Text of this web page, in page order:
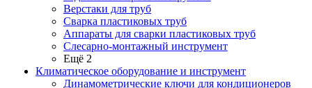
Верстаки для труб
Сварка пластиковых труб
Аппараты для сварки пластиковых труб
Слесарно-монтажный инструмент
Ещё 2
Климатическое оборудование и инструмент
Динамометрические ключи для кондиционеров